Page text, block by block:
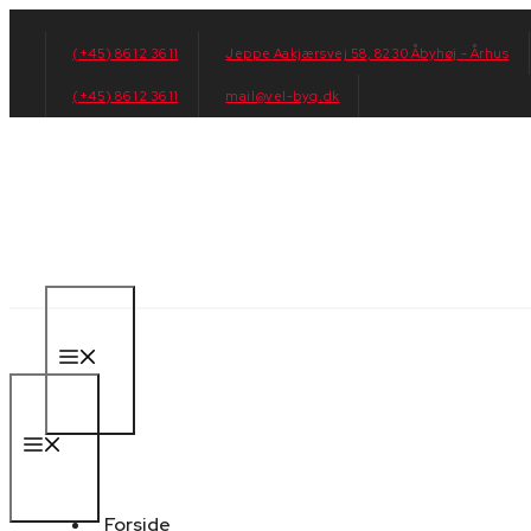
(+45) 86 12 36 11 Jeppe Aakjærsvej 58, 8230 Åbyhøj - Århus
(+45) 86 12 36 11 mail@vel-byg.dk
Forside